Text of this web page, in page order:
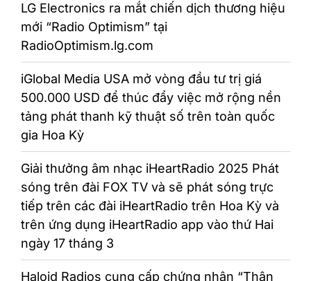
LG Electronics ra mắt chiến dịch thương hiệu
mới “Radio Optimism” tại
RadioOptimism.lg.com
iGlobal Media USA mở vòng đầu tư trị giá
500.000 USD để thúc đẩy việc mở rộng nền
tảng phát thanh kỹ thuật số trên toàn quốc
gia Hoa Kỳ
Giải thưởng âm nhạc iHeartRadio 2025 Phát
sóng trên đài FOX TV và sẽ phát sóng trực
tiếp trên các đài iHeartRadio trên Hoa Kỳ và
trên ứng dụng iHeartRadio app vào thứ Hai
ngày 17 tháng 3
Haloid Radios cung cấp chứng nhận “Thân